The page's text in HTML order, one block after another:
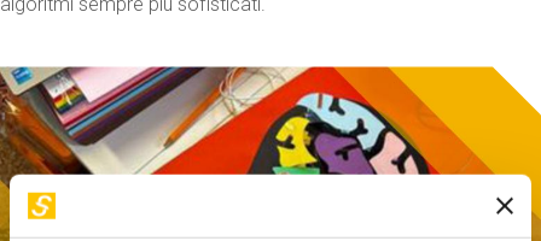
algoritmi sempre più sofisticati.